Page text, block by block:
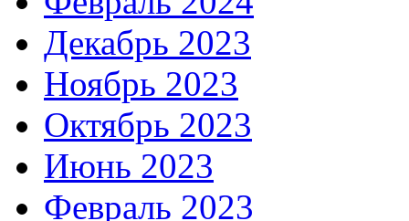
Декабрь 2023
Ноябрь 2023
Октябрь 2023
Июнь 2023
Февраль 2023